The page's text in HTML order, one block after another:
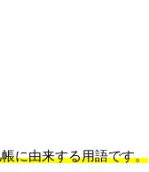
に由来する用語です。